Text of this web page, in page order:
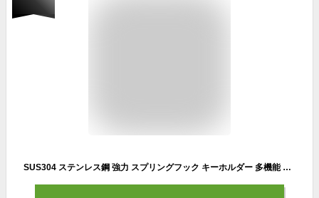
SUS304 ステンレス鋼 強力 スプリングフック キーホルダー 多機能 アウトドア 旅行用品 釣り 釣具 トレッキング 転倒防止 (m4 8)